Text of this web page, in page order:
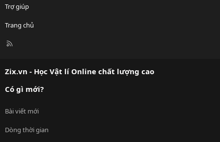
Trợ giúp
Trang chủ
R
Zix.vn - Học Vật lí Online chất lượng cao
Có gì mới?
Bài viết mới
Dòng thời gian